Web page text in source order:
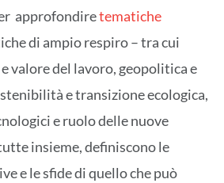
approfondiretematiche
di ampio respiro – tra cui
valore del lavoro, geopolitica e
e transizione ecologica,
e ruolo delle nuove
insieme, definiscono le
e le sfide di quello che può